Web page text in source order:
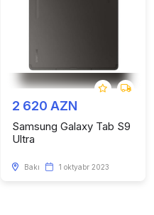
2 620 AZN
Samsung Galaxy Tab S9
Ultra
Bakı 1 oktyabr 2023